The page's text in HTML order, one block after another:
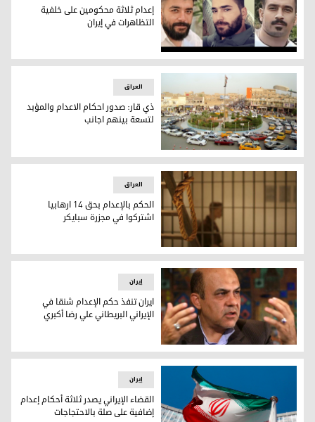
إعدام ثلاثة محكومين على خلفية التظاهرات في إيران
إعدام ثلاثة محكومين على خلفية
التظاهرات في إيران
ذي قار: صدور احكام الاعدام والمؤبد لتسعة بينهم اجانب
العراق
ذي قار: صدور احكام الاعدام والمؤبد
لتسعة بينهم اجانب
الحكم بالإعدام بحق 14 ارهابيا اشتركوا في مجزرة سبايكر
العراق
الحكم بالإعدام بحق 14 ارهابيا
اشتركوا في مجزرة سبايكر
ايران تنفذ حكم الإعدام شنقا في الإيراني البريطاني علي رضا
إيران
ايران تنفذ حكم الإعدام شنقا في
الإيراني البريطاني علي رضا أكبري
إيران
القضاء الإيراني يصدر ثلاثة أحكام إعدام
إضافية على صلة بالاحتجاجات